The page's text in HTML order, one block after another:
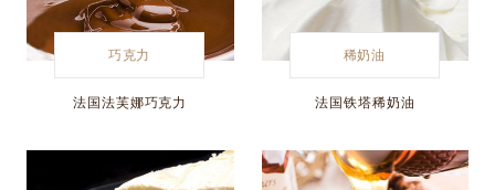
巧克力
法国法芙娜巧克力
稀奶油
法国铁塔稀奶油